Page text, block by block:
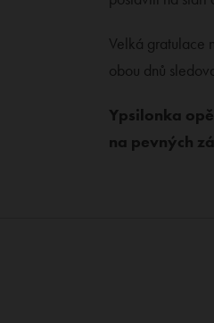
Velká gratulace
obou dnů
Ypsilonka
na pevných